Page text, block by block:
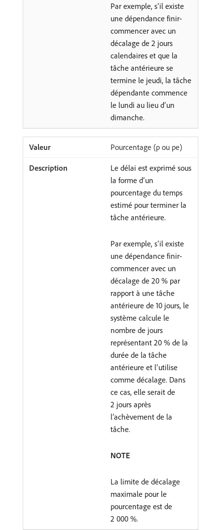
Par exemple, s’il existe
une dépendance finir-
commencer avec un
décalage de 2 jours
calendaires et que la
tâche antérieure se
termine le jeudi, la tâche
dépendante commence
le lundi au lieu d’un
dimanche.
Pourcentage (p ou pe)
Le délai est exprimé sous
la forme d’un
pourcentage du temps
estimé pour terminer la
tâche antérieure.
Par exemple, s’il existe
une dépendance finir-
commencer avec un
décalage de 20 % par
rapport à une tâche
antérieure de 10 jours, le
système calcule le
nombre de jours
représentant 20 % de la
durée de la tâche
antérieure et l’utilise
comme décalage. Dans
ce cas, elle serait de
2 jours après
l’achèvement de la
tâche.
NOTE
La limite de décalage
maximale pour le
pourcentage est de
2 000 %.